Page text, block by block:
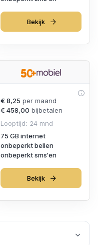
Bekijk
€ 8,25 per maand
€ 458,00 bijbetalen
Looptijd: 24 mnd
75 GB internet
onbeperkt bellen
onbeperkt sms'en
Bekijk